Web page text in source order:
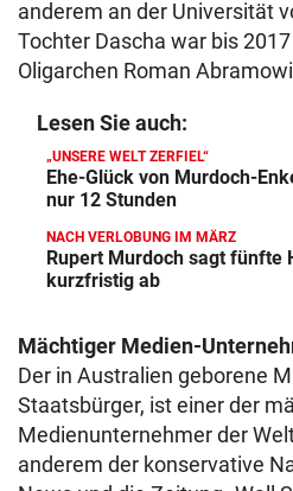
anderem an der Universität
Tochter Dascha war bis
Oligarchen Roman
Lesen Sie auch:
„UNSERE WELT ZERFIEL“
Ehe-Glück von Murdoch-
nur 12 Stunden
NACH VERLOBUNG IM MÄRZ
Rupert Murdoch sagt fünfte
kurzfristig ab
Mächtiger Medien-
Der in Australien geborene
Staatsbürger, ist einer der
Medienunternehmer der
anderem der konservative